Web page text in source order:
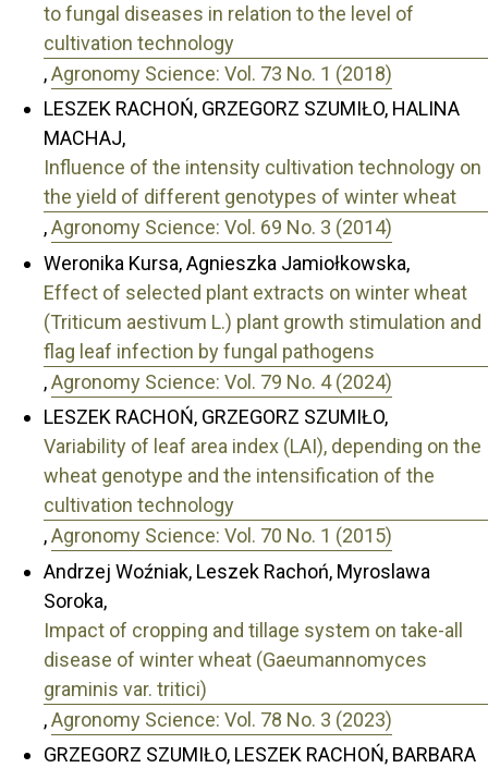
to fungal diseases in relation to the level of
cultivation technology
,Agronomy Science: Vol. 73 No. 1 (2018)
LESZEK RACHOŃ, GRZEGORZ SZUMIŁO, HALINA
MACHAJ,
Influence of the intensity cultivation technology on
the yield of different genotypes of winter wheat
,Agronomy Science: Vol. 69 No. 3 (2014)
Weronika Kursa, Agnieszka Jamiołkowska,
Effect of selected plant extracts on winter wheat
(Triticum aestivum L.) plant growth stimulation and
flag leaf infection by fungal pathogens
,Agronomy Science: Vol. 79 No. 4 (2024)
LESZEK RACHOŃ, GRZEGORZ SZUMIŁO,
Variability of leaf area index (LAI), depending on the
wheat genotype and the intensification of the
cultivation technology
,Agronomy Science: Vol. 70 No. 1 (2015)
Andrzej Woźniak, Leszek Rachoń, Myroslawa
Soroka,
Impact of cropping and tillage system on take-all
disease of winter wheat (Gaeumannomyces
graminis var. tritici)
,Agronomy Science: Vol. 78 No. 3 (2023)
GRZEGORZ SZUMIŁO, LESZEK RACHOŃ, BARBARA